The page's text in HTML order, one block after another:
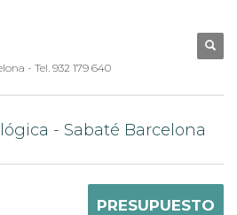
- Tel. 932 179 640
PRESUPUESTO